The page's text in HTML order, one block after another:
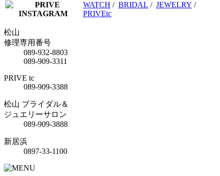
WATCH / BRIDAL / JEWELRY /
PRIVEtc
松山
修理専用番号
089-932-8803
089-909-3311
PRIVE tc
089-909-3388
松山 ブライダル＆
ジュエリーサロン
089-909-3888
新居浜
0897-33-1100